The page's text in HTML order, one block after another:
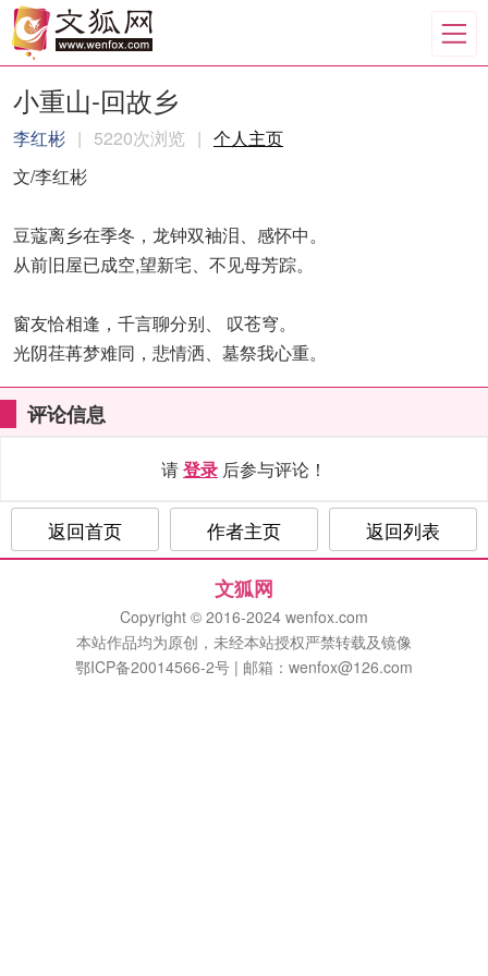
小重山-回故乡
李红彬 | 5220次浏览 | 个人主页
文/李红彬
豆蔻离乡在季冬，龙钟双袖泪、感怀中。
从前旧屋已成空,望新宅、不见母芳踪。
窗友恰相逢，千言聊分别、 叹苍穹。
光阴荏苒梦难同，悲情洒、墓祭我心重。
评论信息
请登录 后参与评论！
返回首页 作者主页 返回列表
文狐网
Copyright © 2016-2024 wenfox.com
本站作品均为原创，未经本站授权严禁转载及镜像
鄂ICP备20014566-2号 | 邮箱：wenfox@126.com